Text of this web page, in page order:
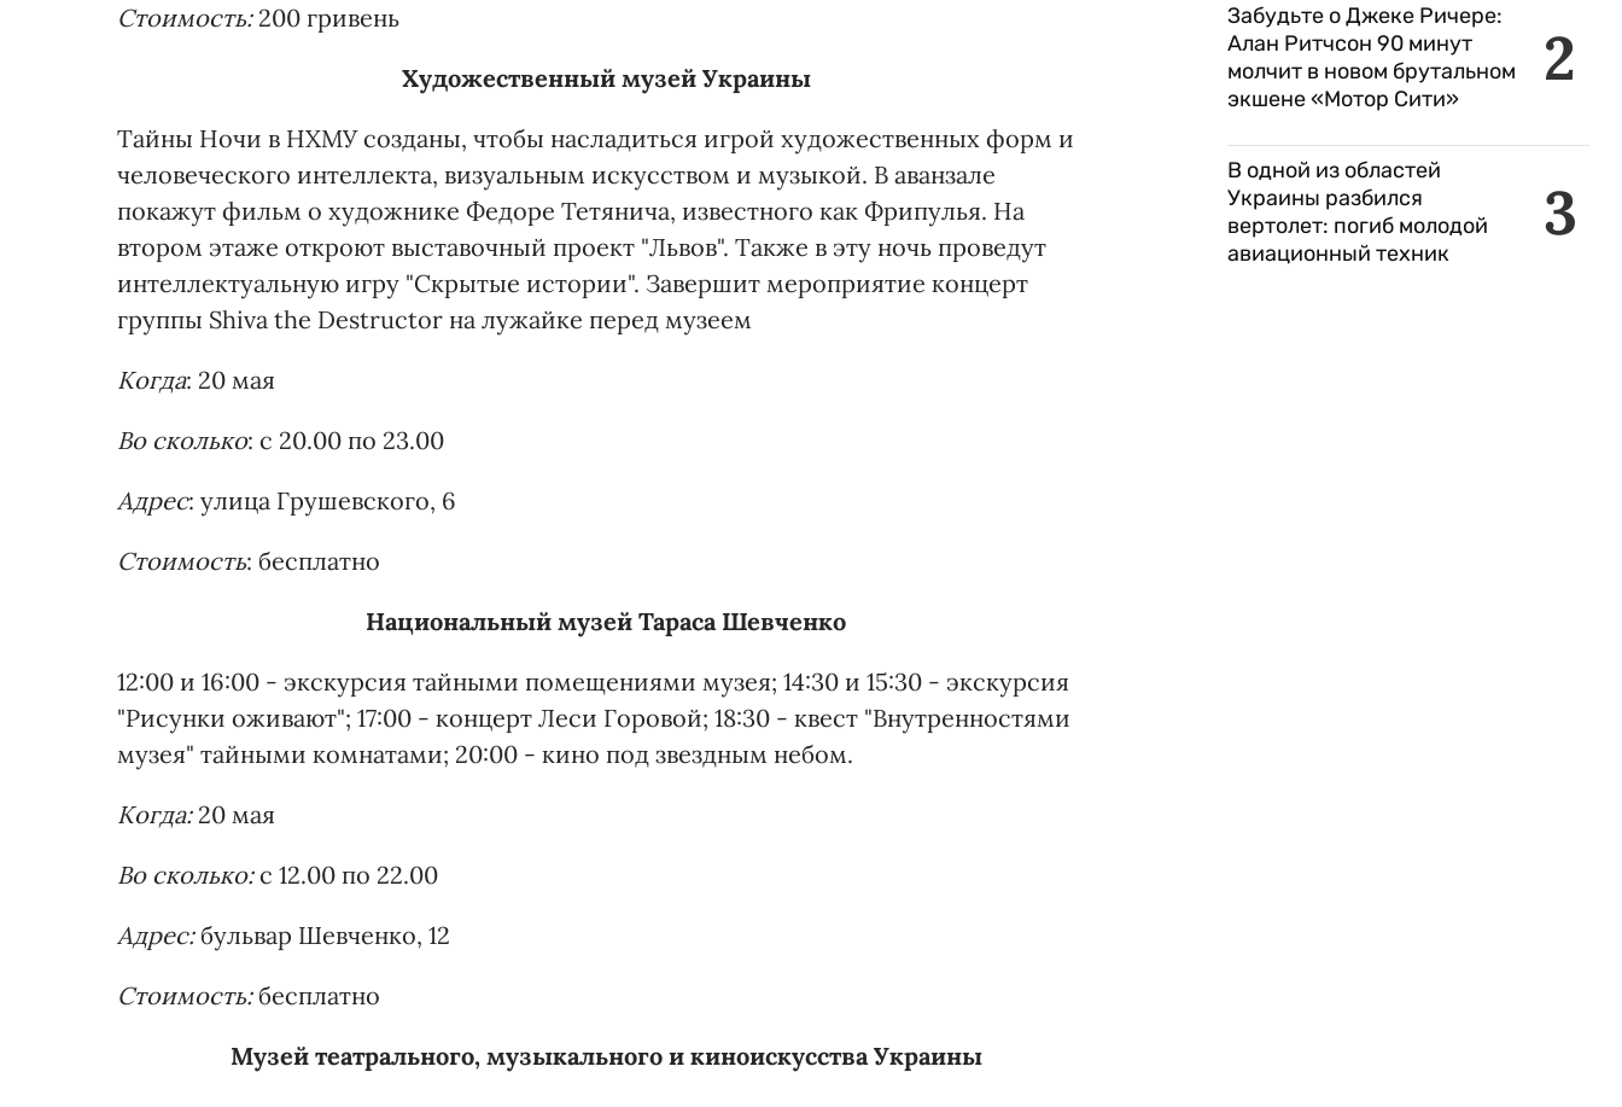
Стоимость:200 гривень
Художественный музей Украины
Тайны Ночи в НХМУ созданы, чтобы насладиться игрой художественных форм и
человеческого интеллекта, визуальным искусством и музыкой. В аванзале
покажут фильм о художнике Федоре Тетянича, известного как Фрипулья. На
втором этаже откроют выставочный проект "Львов". Также в эту ночь проведут
интеллектуальную игру "Скрытые истории". Завершит мероприятие концерт
группы Shiva the Destructor на лужайке перед музеем
Когда: 20 мая
Во сколько: с 20.00 по 23.00
Адрес: улица Грушевского, 6
Стоимость: бесплатно
Национальный музей Тараса Шевченко
12:00 и 16:00 - экскурсия тайными помещениями музея; 14:30 и 15:30 - экскурсия
"Рисунки оживают"; 17:00 - концерт Леси Горовой; 18:30 - квест "Внутренностями
музея" тайными комнатами; 20:00 - кино под звездным небом.
Когда:20 мая
Во сколько:с 12.00 по 22.00
Адрес:бульвар Шевченко, 12
Стоимость:бесплатно
Музейтеатрального, музыкального и киноискусства Украины
2
Забудьте о Джеке Ричере:
Алан Ритчсон 90 минут
молчит в новом брутальном
экшене «Мотор Сити»
3
В одной из областей
Украины разбился
вертолет: погиб молодой
авиационный техник